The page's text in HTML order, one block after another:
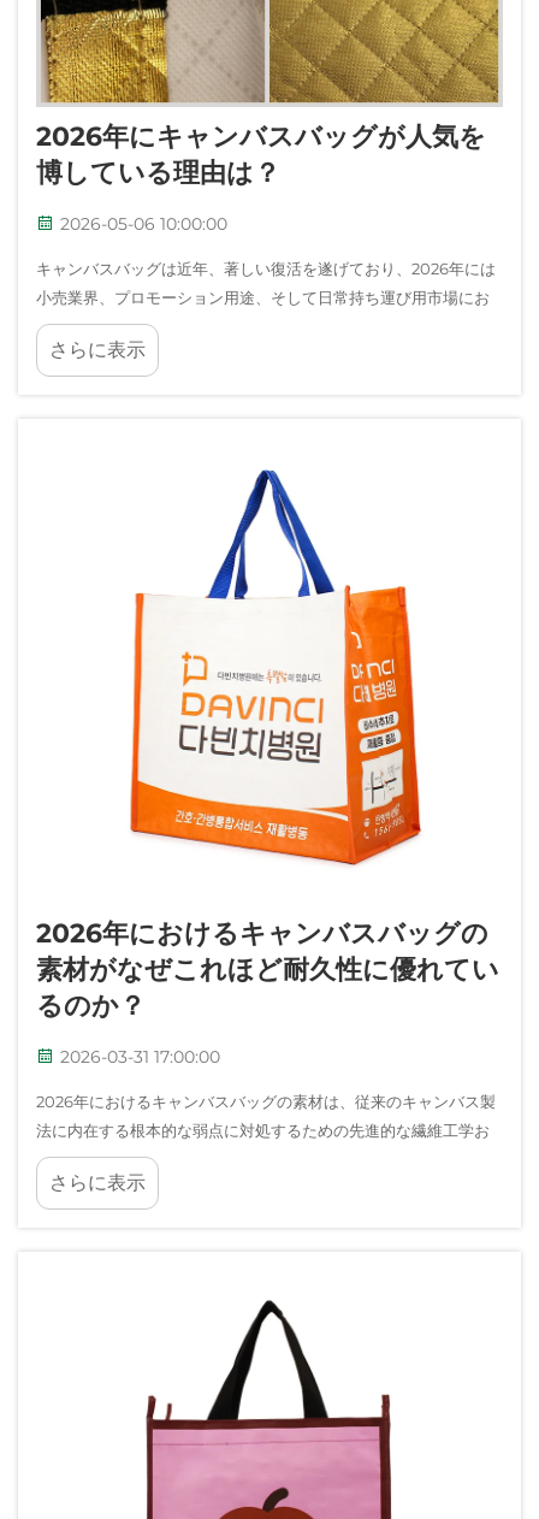
2026年にキャンバスバッグが人気を
博している理由は？
2026-05-06 10:00:00
キャンバスバッグは近年、著しい復活を遂げており、2026年には
小売業界、プロモーション用途、そして日常持ち運び用市場にお
いて、明確に支配的な選択肢として定着しています。この変化
は、環境への配慮…などの要因が複合的に作用した結果です。
さらに表示
2026年におけるキャンバスバッグの
素材がなぜこれほど耐久性に優れてい
るのか？
2026-03-31 17:00:00
2026年におけるキャンバスバッグの素材は、従来のキャンバス製
法に内在する根本的な弱点に対処するための先進的な繊維工学お
よび革新的な製造プロセスによって、極めて高い耐久性基準を達
成しています。合成繊維の…
さらに表示